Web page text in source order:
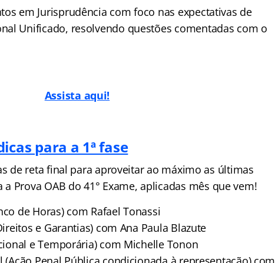
em Jurisprudência com foco nas expectativas de
Unificado, resolvendo questões comentadas com o
Assista aqui!
para a 1ª fase
de reta final para aproveitar ao máximo as últimas
Prova OAB do 41° Exame, aplicadas mês que vem!
de Horas) com Rafael Tonassi
e Garantias) com Ana Paula Blazute
e Temporária) com Michelle Tonon